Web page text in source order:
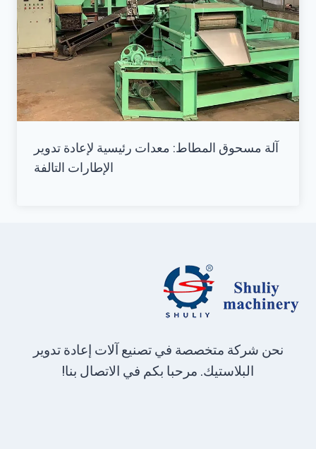
آلة مسحوق المطاط: معدات رئيسية لإعادة تدوير
الإطارات التالفة
نحن شركة متخصصة في تصنيع آلات إعادة تدوير
البلاستيك. مرحبا بكم في الاتصال بنا!